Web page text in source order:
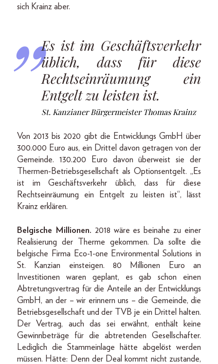
sich Krainz aber.
Es ist im Geschäftsverkehr
üblich, dass für diese
Rechtseinräumung ein
Entgelt zu leisten ist.
St. Kanzianer Bürgermeister Thomas Krainz
Von 2013 bis 2020 gibt die Entwicklungs GmbH über
300.000 Euro aus, ein Drittel davon getragen von der
Gemeinde. 130.200 Euro davon überweist sie der
Thermen-Betriebsgesellschaft als Optionsentgelt. „Es
ist im Geschäftsverkehr üblich, dass für diese
Rechtseinräumung ein Entgelt zu leisten ist“, lässt
Krainz erklären.
Belgische Millionen. 2018 wäre es beinahe zu einer
Realisierung der Therme gekommen. Da sollte die
belgische Firma Eco-1-one Environmental Solutions in
St. Kanzian einsteigen. 80 Millionen Euro an
Investitionen waren geplant, es gab schon einen
Abtretungsvertrag für die Anteile an der Entwicklungs
GmbH, an der – wir erinnern uns – die Gemeinde, die
Betriebsgesellschaft und der TVB je ein Drittel halten.
Der Vertrag, auch das sei erwähnt, enthält keine
Gewinnbeträge für die abtretenden Gesellschafter.
Lediglich die Stammeinlage hätte abgelöst werden
müssen. Hätte: Denn der Deal kommt nicht zustande,